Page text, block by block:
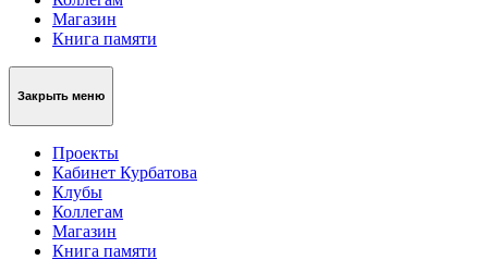
Магазин
Книга памяти
Закрыть меню
Проекты
Кабинет Курбатова
Клубы
Коллегам
Магазин
Книга памяти